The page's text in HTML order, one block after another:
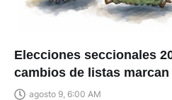
Elecciones seccionales
cambios de listas
agosto 9, 6:00 AM